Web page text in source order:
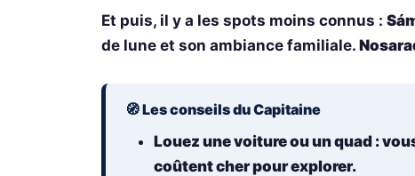
Et puis, il y a les spots moins connus :
de lune et son ambiance familiale.
🧭 Les conseils du Capitaine
Louez une voiture ou un quad :
coûtent cher pour explorer.